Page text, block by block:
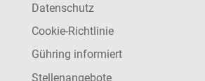
Datenschutz
Cookie-Richtlinie
Gühring informiert
Stellenangebote